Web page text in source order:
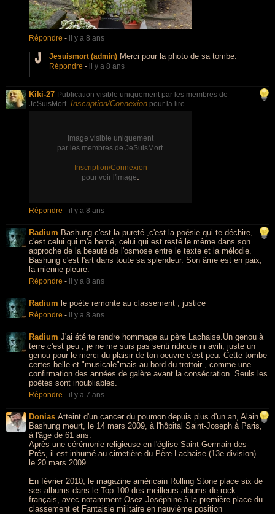
Répondre - il y a 8 ans
Jesuismort (admin) Merci pour la photo de sa tombe.
Répondre - il y a 8 ans
Kiki-27 Publication visible uniquement par les membres de
JeSuisMort. Inscription/Connexion pour la lire.
Image visible uniquement
par les membres de JeSuisMort.
Inscription/Connexion
pour voir l'image
Répondre - il y a 8 ans
Radium Bashung c'est la pureté ,c'est la poésie qui te déchire,
c'est celui qui m'a bercé, celui qui est resté le même dans son
approche de la beauté de l'osmose entre le texte et la mélodie.
Bashung c'est l'art dans toute sa splendeur. Son âme est en paix,
la mienne pleure.
Répondre - il y a 8 ans
Radium le poète remonte au classement , justice
Répondre - il y a 8 ans
Radium J'ai été te rendre hommage au père Lachaise.Un genou à
terre c'est peu , je ne me suis pas senti ridicule ni avili, juste un
genou pour le merci du plaisir de ton oeuvre c'est peu. Cette tombe
certes belle et "musicale"mais au bord du trottoir , comme une
confirmation des années de galère avant la consécration. Seuls les
poètes sont inoubliables.
Répondre - il y a 7 ans
Donias Atteint d'un cancer du poumon depuis plus d'un an, Alain
Bashung meurt, le 14 mars 2009, à l'hôpital Saint-Joseph à Paris,
à l'âge de 61 ans.
Après une cérémonie religieuse en l'église Saint-Germain-des-
Prés, il est inhumé au cimetière du Père-Lachaise (13e division)
le 20 mars 2009.
En février 2010, le magazine américain Rolling Stone place six de
ses albums dans le Top 100 des meilleurs albums de rock
français, avec notamment Osez Joséphine à la première place du
classement et Fantaisie militaire en neuvième position